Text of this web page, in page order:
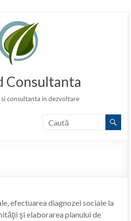
Consultanta
consultanta in dezvoltare
efectuarea diagnozei sociale la
şi elaborarea planului de